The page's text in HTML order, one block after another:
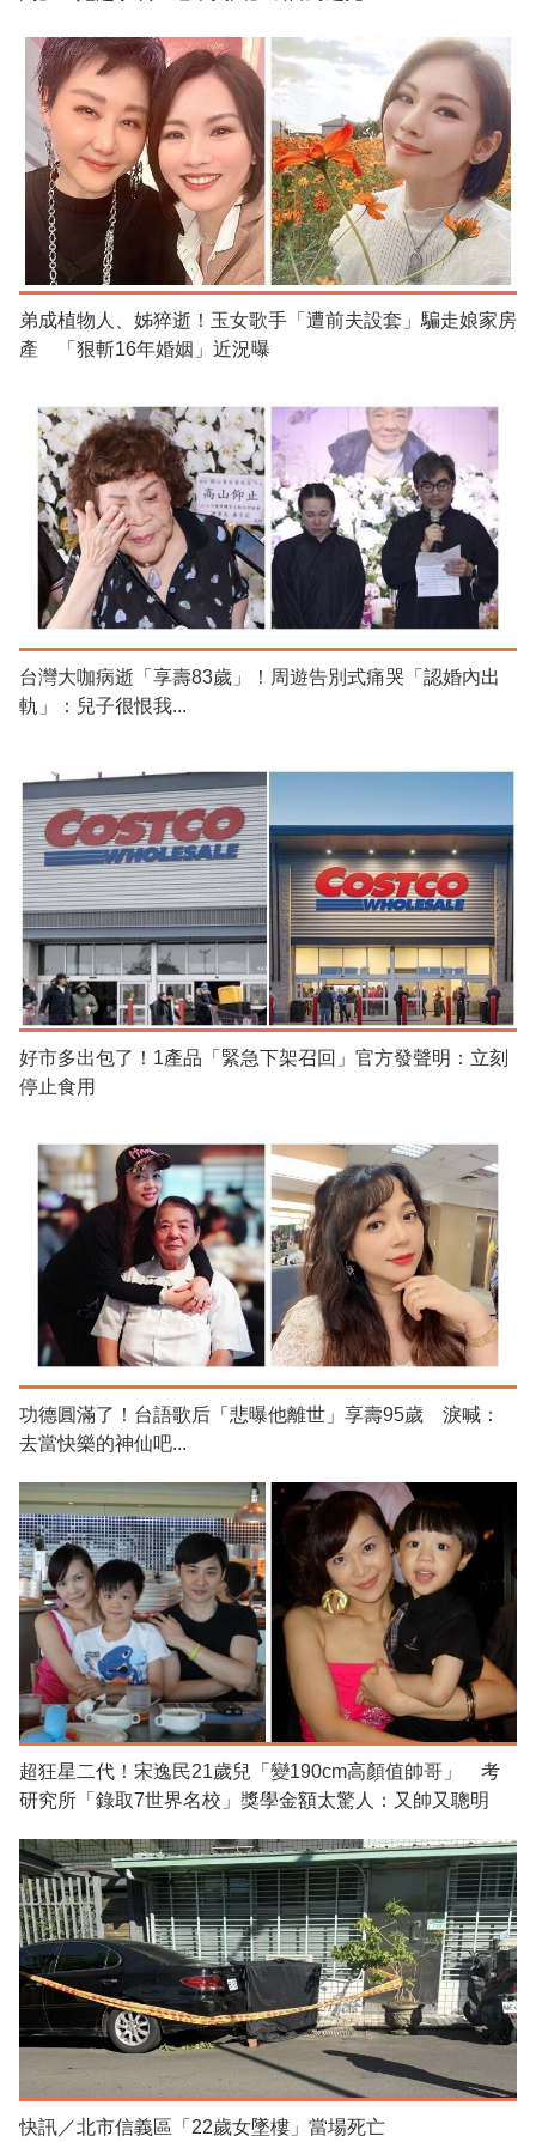
弟成植物人、姊猝逝！玉女歌手「遭前夫設套」騙走娘家房
產 「狠斬16年婚姻」近況曝
台灣大咖病逝「享壽83歲」！周遊告別式痛哭「認婚內出
軌」：兒子很恨我...
好市多出包了！1產品「緊急下架召回」官方發聲明：立刻
停止食用
功德圓滿了！台語歌后「悲曝他離世」享壽95歲 淚喊：
去當快樂的神仙吧...
超狂星二代！宋逸民21歲兒「變190cm高顏值帥哥」 考
研究所「錄取7世界名校」獎學金額太驚人：又帥又聰明
快訊／北市信義區「22歲女墜樓」當場死亡